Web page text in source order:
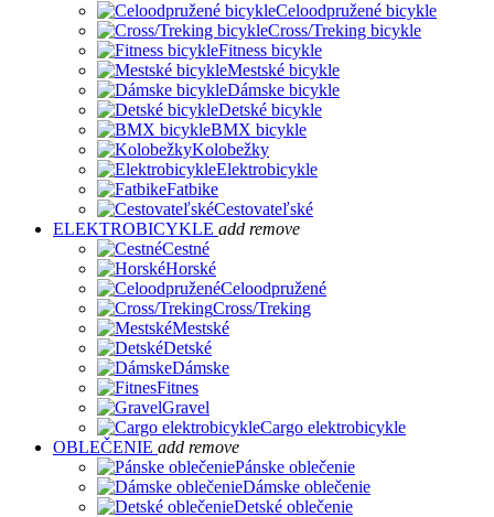
Celoodpružené bicykle
Cross/Treking bicykle
Fitness bicykle
Mestské bicykle
Dámske bicykle
Detské bicykle
BMX bicykle
Kolobežky
Elektrobicykle
Fatbike
Cestovateľské
ELEKTROBICYKLE add remove
Cestné
Horské
Celoodpružené
Cross/Treking
Mestské
Detské
Dámske
Fitnes
Gravel
Cargo elektrobicykle
OBLEČENIE add remove
Pánske oblečenie
Dámske oblečenie
Detské oblečenie